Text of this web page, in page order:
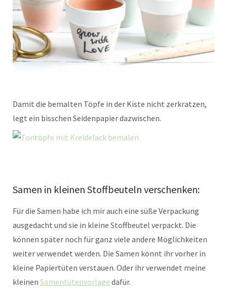
Damit die bemalten Töpfe in der Kiste nicht zerkratzen,
legt ein bisschen Seidenpapier dazwischen.
Samen in kleinen Stoffbeuteln verschenken:
Für die Samen habe ich mir auch eine süße Verpackung
ausgedacht und sie in kleine Stoffbeutel verpackt. Die
können später noch für ganz viele andere Möglichkeiten
weiter verwendet werden. Die Samen könnt ihr vorher in
kleine Papiertüten verstauen. Oder ihr verwendet meine
kleinen Samentütenvorlage dafür.